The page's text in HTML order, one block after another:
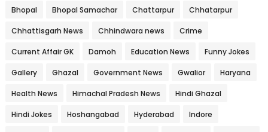
Bhopal Bhopal Samachar Chattarpur Chhatarpur
Chhattisgarh News Chhindwara news Crime
Current Affair GK Damoh Education News Funny Jokes
Gallery Ghazal Government News Gwalior Haryana
Health News Himachal Pradesh News Hindi Ghazal
Hindi Jokes Hoshangabad Hyderabad Indore